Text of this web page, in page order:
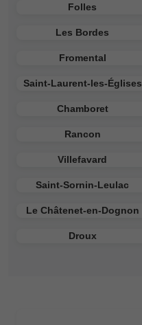
Folles
Les Bordes
Fromental
Saint-Laurent-les-Églises
Chamboret
Rancon
Villefavard
Saint-Sornin-Leulac
Le Châtenet-en-Dognon
Droux